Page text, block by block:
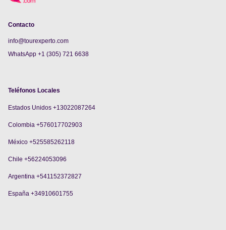
Contacto
info@tourexperto.com
WhatsApp +1 (305) 721 6638
Teléfonos Locales
Estados Unidos +13022087264
Colombia +576017702903
México +525585262118
Chile +56224053096
Argentina +541152372827
España +34910601755